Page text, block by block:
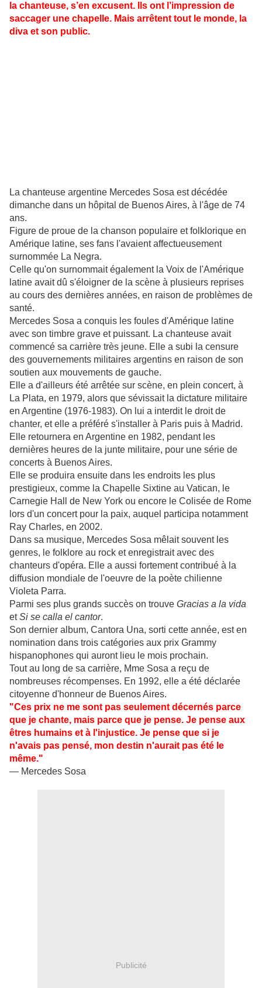
la chanteuse, s’en excusent. Ils ont l’impression de
saccager une chapelle. Mais arrêtent tout le monde, la
diva et son public.
La chanteuse argentine Mercedes Sosa est décédée
dimanche dans un hôpital de Buenos Aires, à l'âge de 74
ans.
Figure de proue de la chanson populaire et folklorique en
Amérique latine, ses fans l'avaient affectueusement
surnommée La Negra.
Celle qu'on surnommait également la Voix de l'Amérique
latine avait dû s'éloigner de la scène à plusieurs reprises
au cours des dernières années, en raison de problèmes de
santé.
Mercedes Sosa a conquis les foules d'Amérique latine
avec son timbre grave et puissant. La chanteuse avait
commencé sa carrière très jeune. Elle a subi la censure
des gouvernements militaires argentins en raison de son
soutien aux mouvements de gauche.
Elle a d'ailleurs été arrêtée sur scène, en plein concert, à
La Plata, en 1979, alors que sévissait la dictature militaire
en Argentine (1976-1983). On lui a interdit le droit de
chanter, et elle a préféré s'installer à Paris puis à Madrid.
Elle retournera en Argentine en 1982, pendant les
dernières heures de la junte militaire, pour une série de
concerts à Buenos Aires.
Elle se produira ensuite dans les endroits les plus
prestigieux, comme la Chapelle Sixtine au Vatican, le
Carnegie Hall de New York ou encore le Colisée de Rome
lors d'un concert pour la paix, auquel participa notamment
Ray Charles, en 2002.
Dans sa musique, Mercedes Sosa mêlait souvent les
genres, le folklore au rock et enregistrait avec des
chanteurs d'opéra. Elle a aussi fortement contribué à la
diffusion mondiale de l'oeuvre de la poète chilienne
Violeta Parra.
Parmi ses plus grands succès on trouve Gracias a la vida
etSi se calla el cantor.
Son dernier album, Cantora Una, sorti cette année, est en
nomination dans trois catégories aux prix Grammy
hispanophones qui auront lieu le mois prochain.
Tout au long de sa carrière, Mme Sosa a reçu de
nombreuses récompenses. En 1992, elle a été déclarée
citoyenne d'honneur de Buenos Aires.
"Ces prix ne me sont pas seulement décernés parce
que je chante, mais parce que je pense. Je pense aux
êtres humains et à l'injustice. Je pense que si je
n'avais pas pensé, mon destin n'aurait pas été le
même."
— Mercedes Sosa
Publicité